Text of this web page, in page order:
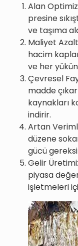
Alan
presine
ve taşıma
Maliyet
hacim
ve her
Çevresel
madde
kaynakları
indirir.
Artan
düzene
gücü
Gelir
piyasa
işletmeleri